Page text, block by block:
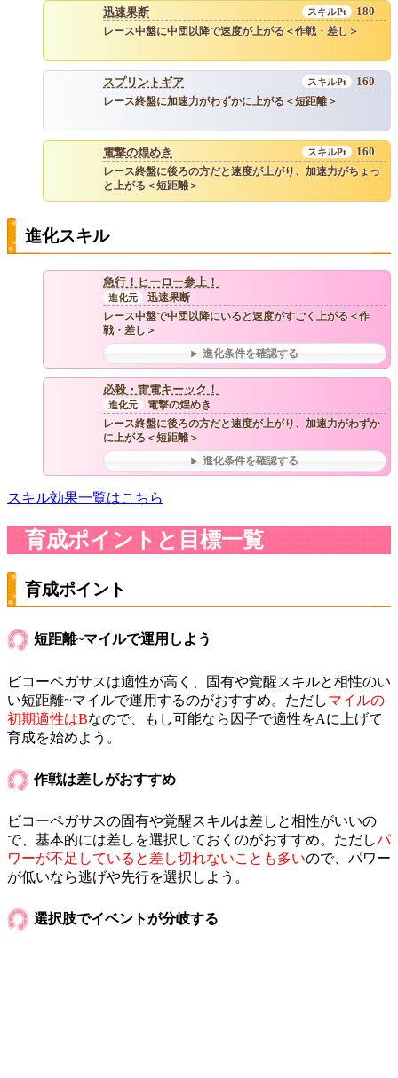
迅速果断 180
レース中盤に中団以降で速度が上がる＜作戦・差し＞
スプリントギア 160
レース終盤に加速力がわずかに上がる＜短距離＞
電撃の煌めき 160
レース終盤に後ろの方だと速度が上がり、加速力がちょっ
と上がる＜短距離＞
進化スキル
急行！ヒーロー参上！
迅速果断
レース中盤で中団以降にいると速度がすごく上がる＜作
戦・差し＞
進化条件を確認する
必殺・雷電キーック！
電撃の煌めき
レース終盤に後ろの方だと速度が上がり、加速力がわずか
に上がる＜短距離＞
進化条件を確認する
スキル効果一覧はこちら
育成ポイントと目標一覧
育成ポイント
短距離~マイルで運用しよう
ビコーペガサスは適性が高く、固有や覚醒スキルと相性のい
い短距離~マイルで運用するのがおすすめ。ただしマイルの
初期適性はBなので、もし可能なら因子で適性をAに上げて
育成を始めよう。
作戦は差しがおすすめ
ビコーペガサスの固有や覚醒スキルは差しと相性がいいの
で、基本的には差しを選択しておくのがおすすめ。ただしパ
ワーが不足していると差し切れないことも多いので、パワー
が低いなら逃げや先行を選択しよう。
選択肢でイベントが分岐する